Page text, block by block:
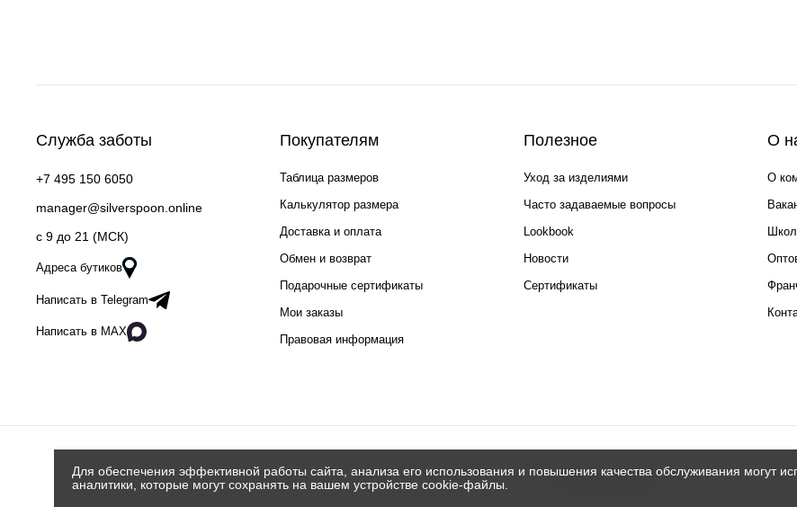
Служба заботы
+7 495 150 6050
manager@silverspoon.online
c 9 до 21 (МСК)
Адреса бутиков
Написать в Telegram
Написать в MAX
Покупателям
Таблица размеров
Калькулятор размера
Доставка и оплата
Обмен и возврат
Подарочные сертификаты
Мои заказы
Правовая информация
Полезное
Уход за изделиями
Часто задаваемые вопросы
Lookbook
Новости
Сертификаты
О
О
Для обеспечения эффективной работы сайта, анализа его использования и повышения качества обслуживания могут
аналитики, которые могут сохранять на вашем устройстве cookie-файлы.